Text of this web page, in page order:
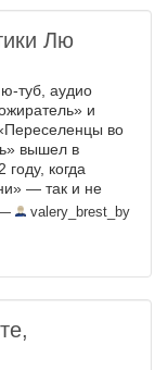
Лю
туб, аудио
и
во
вышел в
когда
— так и не
— что-то ...
valery_brest_by